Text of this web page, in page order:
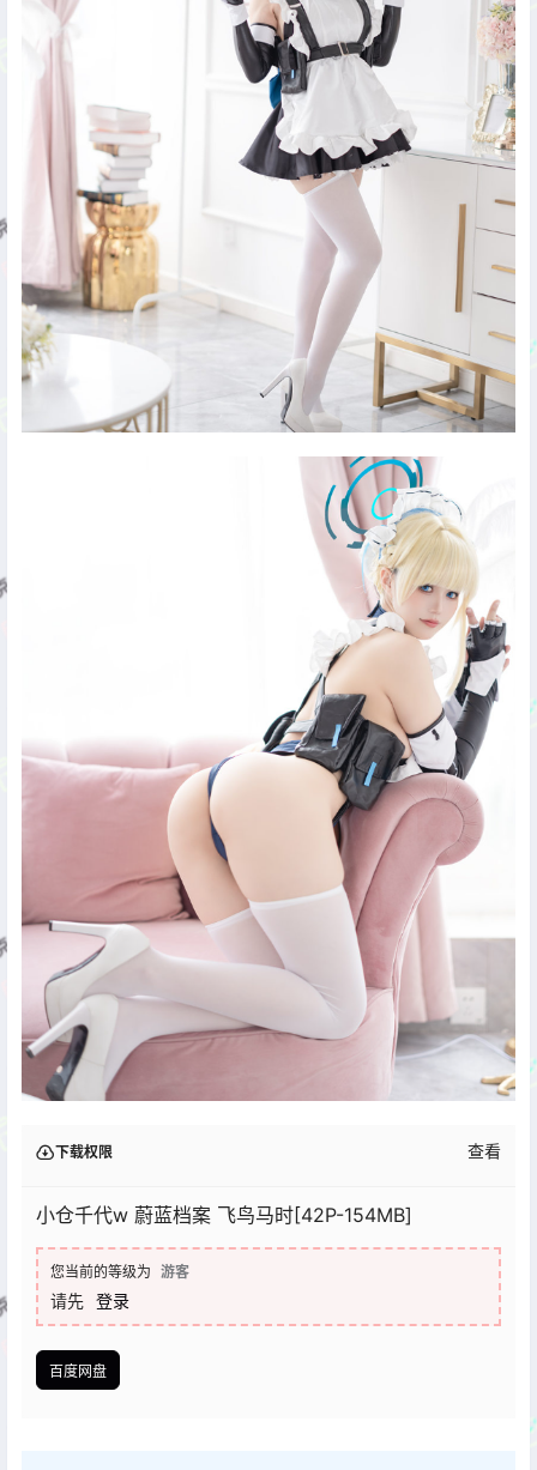
下载权限 查看
小仓千代w 蔚蓝档案 飞鸟马时[42P-154MB]
您当前的等级为 游客
请先 登录
百度网盘